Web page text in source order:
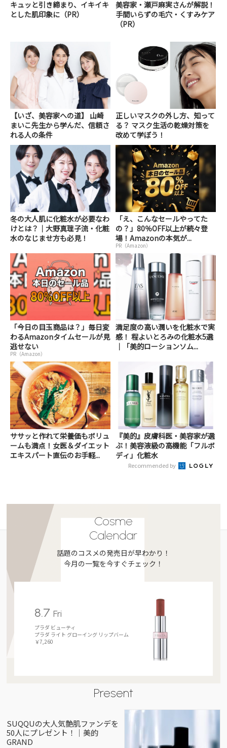
キュッと引き締まり、イキイキ
とした肌印象に（PR）
美容家・瀬戸麻実さんが解説！
手間いらずの毛穴・くすみケア
（PR）
【いざ、美容家への道】 山崎
まいこ先生から学んだ、信頼さ
れる人の条件
正しいマスクの外し方、知って
る？ マスク生活の乾燥対策を
改めて学ぼう！
冬の大人肌に化粧水が必要なわ
けとは？｜大野真理子流・化粧
水のなじませ方も必見！
「え、こんなセールやってた
の？」80％OFF以上が続々登
場！Amazonの本気が...
PR（Amazon）
「今日の目玉商品は？」毎日変
わるAmazonタイムセールが見
逃せない
PR（Amazon）
満足度の高い潤いを化粧水で実
感！ 程よいとろみの化粧水5選
｜「美的ローションソム...
ササッと作れて栄養価もボリュ
ームも満点！女医＆ダイエット
エキスパート直伝のお手軽...
『美的』皮膚科医・美容家が選
ぶ！美容液級の高機能「フルボ
ディ」化粧水
Recommended by
Cosme
Calendar
話題のコスメの発売日が早わかり！
今月の一覧を今すぐチェック！
8.7Fri
プラダ ビューティ
プラダ ライト グローイング リップバーム
￥7,260
Present
SUQQUの大人気艶肌ファンデを
50人にプレゼント！｜美的
GRAND